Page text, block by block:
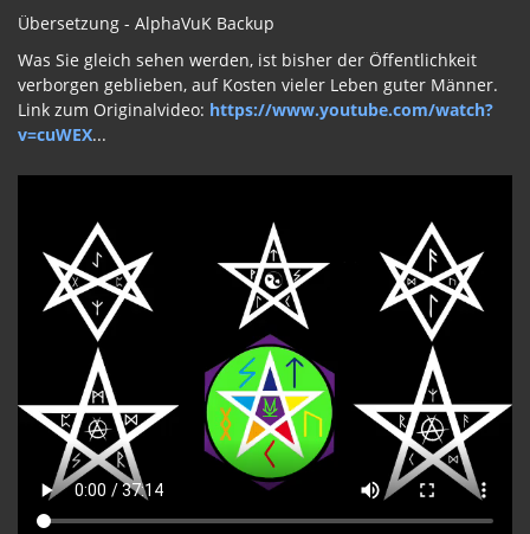
Übersetzung - AlphaVuK Backup
Was Sie gleich sehen werden, ist bisher der Öffentlichkeit
verborgen geblieben, auf Kosten vieler Leben guter Männer.
Link zum Originalvideo: https://www.youtube.com/watch?
v=cuWEX...